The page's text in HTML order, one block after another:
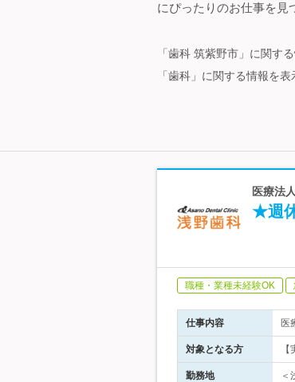
にぴったりのお仕事を見
「歯科 筑紫野市」に関す
「歯科」に関する情報を表
医療法
★週
職種・業種未経験OK
仕事内容 医
対象となる方
勤務地 ＜